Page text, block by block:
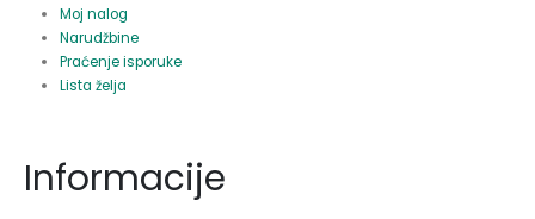
Moj nalog
Narudžbine
Praćenje isporuke
Lista želja
Informacije